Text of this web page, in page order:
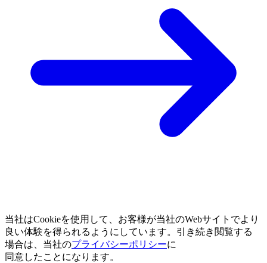
当社はCookieを使用して、 お客様が当社のWebサイトでより
良い体験を得られるように しています。 引き続き閲覧する
場合は、 当社のプライバシーポリシーに
同意したことになります。